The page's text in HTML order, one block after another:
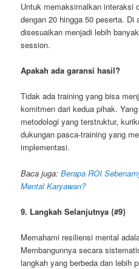
Untuk memaksimalkan interaksi
dengan 20 hingga 50 peserta.
disesuaikan menjadi lebih
session.
Apakah ada garansi hasil?
Tidak ada training yang bisa
komitmen dari kedua pihak.
metodologi yang terstruktur,
dukungan pasca-training yang
implementasi.
Baca juga:Berapa ROI
Mental Karyawan?
9. Langkah Selanjutnya {#9}
Memahami resiliensi mental
Membangunnya secara
langkah yang berbeda dan lebih